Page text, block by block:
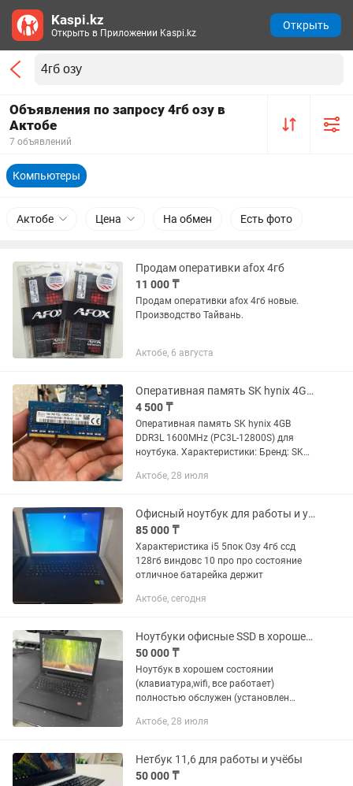
Объявления по запросу 4гб озу в
Актобе
7 объявлений
Компьютеры
Актобе Цена На обмен Есть фото
Продам оперативки afox 4гб
11 000 ₸
Продам оперативки afox 4гб новые.
Производство Тайвань.
Актобе, 6 августа
Оперативная память SK hynix 4GB DDR3L 1600MHz (PC3L-12800S) для ноутбука.
4 500 ₸
Оперативная память SK hynix 4GB
DDR3L 1600MHz (PC3L-12800S) для
ноутбука. Характеристики: Бренд: SK
SO-DIMM Частота: 1600 МГц (PC3L-
Актобе, 28 июля
Офисный ноутбук для работы и учёбы
85 000 ₸
Характеристика i5 5пок Озу 4гб ссд
128гб виндовс 10 про про состояние
отличное батарейка держит
Актобе, сегодня
Ноутбуки офисные SSD в хорошем состоянии
50 000 ₸
Ноутбук в хорошем состоянии
(клавиатура,wifi, все работает)
полностью обслужен (установлен
программы) Цена окончательная
AMD...
Актобе, 28 июля
Нетбук 11,6 для работы и учёбы
50 000 ₸
Kaspi.kz
Открыть в Приложении Kaspi.kz
Открыть